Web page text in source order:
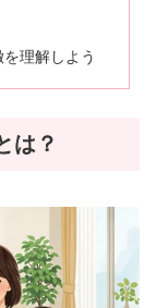
理解しよう
は？